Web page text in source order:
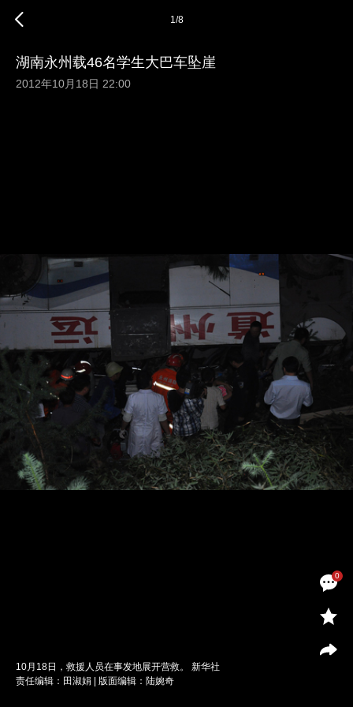
0
1/8
湖南永州载46名学生大巴车坠崖
2012年10月18日 22:00
10月18日，救援人员在事发地展开营救。 新华社
责任编辑：田淑娟 | 版面编辑：陆婉奇